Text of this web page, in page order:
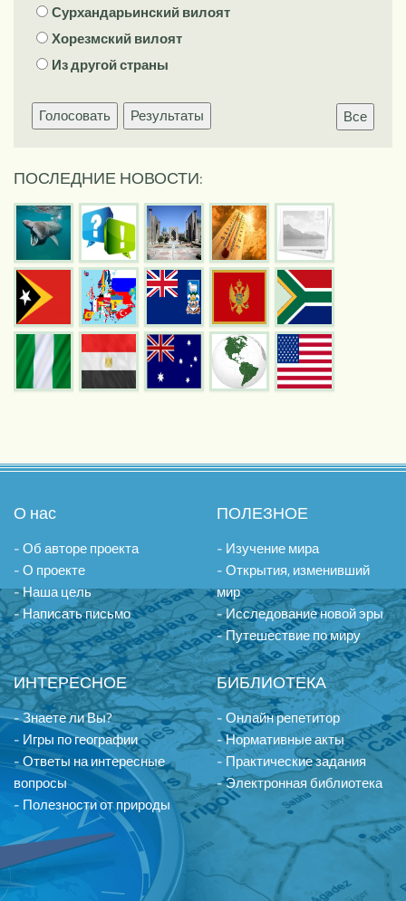
Сурхандарьинский вилоят
Хорезмский вилоят
Из другой страны
Голосовать Результаты Все
ПОСЛЕДНИЕ НОВОСТИ:
О нас
- Об авторе проекта
- О проекте
- Наша цель
- Написать письмо
ПОЛЕЗНОЕ
- Изучение мира
- Открытия, изменивший
мир
- Исследование новой эры
- Путешествие по миру
ИНТЕРЕСНОЕ
- Знаете ли Вы?
- Игры по географии
- Ответы на интересные
вопросы
- Полезности от природы
БИБЛИОТЕКА
- Онлайн репетитор
- Нормативные акты
- Практические задания
- Электронная библиотека